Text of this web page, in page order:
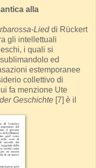
alla
Lieddi Rückert
gli intellettuali
i quali si
ed
estemporanee
collettivo di
fa menzione Ute
Geschichte [7] è il